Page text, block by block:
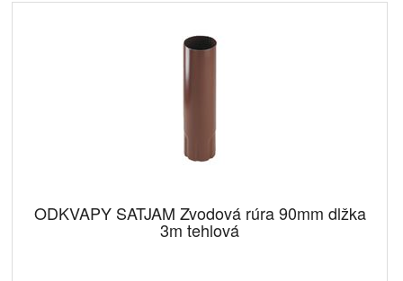
ODKVAPY SATJAM Zvodová rúra 90mm dlžka
3m tehlová